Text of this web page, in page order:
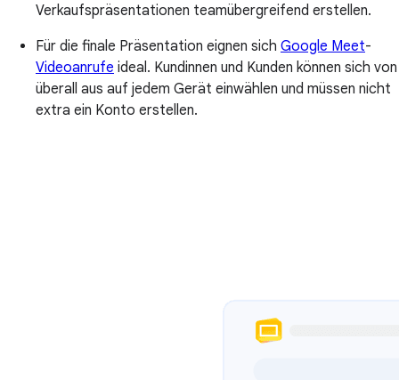
Verkaufspräsentationen teamübergreifend erstellen.
Für die finale Präsentation eignen sich Google Meet-
Videoanrufe ideal. Kundinnen und Kunden können sich von
überall aus auf jedem Gerät einwählen und müssen nicht
extra ein Konto erstellen.